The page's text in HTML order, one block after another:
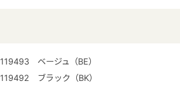
119493 ベージュ（BE）
119492 ブラック（BK）